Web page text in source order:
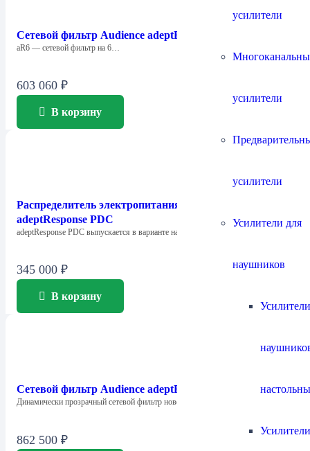
усилители
усилители
усилители
Усилители для
наушников
Сетевой фильтр Audience adeptResponse aR6
aR6 — сетевой фильтр на 6…
603 060 ₽
В корзину
Распределитель электропитания Audience
adeptResponse PDC
adeptResponse PDC выпускается в варианте на…
345 000 ₽
В корзину
Сетевой фильтр Audience adeptResponse aR12
Динамически прозрачный сетевой фильтр нового поколения,…
862 500 ₽